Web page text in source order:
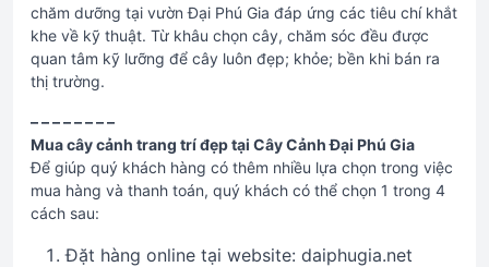
chăm dưỡng tại vườn Đại Phú Gia đáp ứng các tiêu chí khắt
khe về kỹ thuật. Từ khâu chọn cây, chăm sóc đều được
quan tâm kỹ lưỡng để cây luôn đẹp; khỏe; bền khi bán ra
thị trường.
– – – – – – – –
Mua cây cảnh trang trí đẹp tại Cây Cảnh Đại Phú Gia
Để giúp quý khách hàng có thêm nhiều lựa chọn trong việc
mua hàng và thanh toán, quý khách có thể chọn 1 trong 4
cách sau:
Đặt hàng online tại website: daiphugia.net